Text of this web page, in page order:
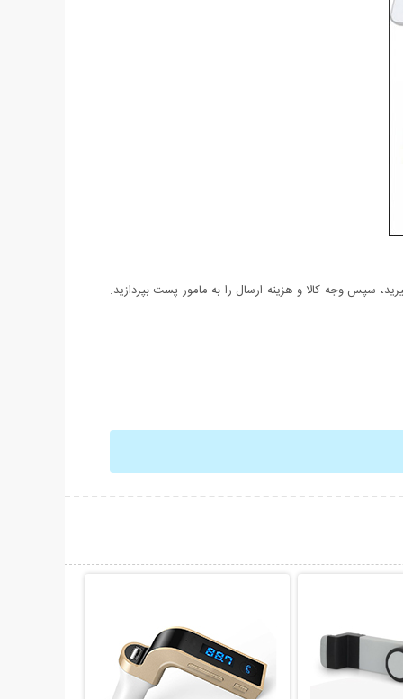
سپس وجه کالا و هزینه ارسال را به مامور پست بپردازید.